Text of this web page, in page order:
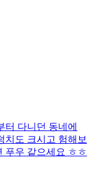
터 다니던 동네에
치도 크시고 험해보
푸우 같으세요 ㅎㅎ